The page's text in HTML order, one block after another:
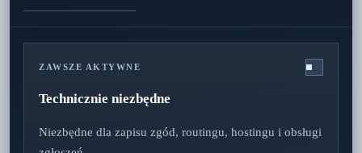
ZAWSZE AKTYWNE
Technicznie niezbędne
Niezbędne dla zapisu zgód, routingu, hostingu i obsługi